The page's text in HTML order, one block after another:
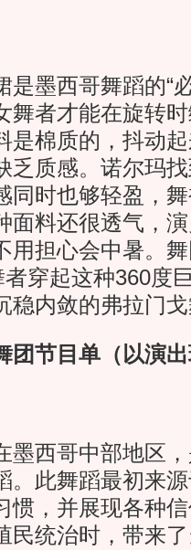
墨西哥舞蹈的“
舞者才能在旋转
是棉质的，抖动
乏质感。诺尔玛
同时也够轻盈，
面料还很透气，
用担心会中暑。
者穿起这种360度
稳内敛的弗拉门
团节目单（以演
西哥中部地区，
。此舞蹈最初来
惯，并展现各种
民统治时，带来